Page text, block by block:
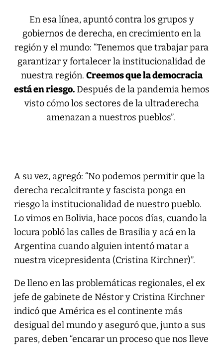
En esa línea, apuntó contra los grupos y
gobiernos de derecha, en crecimiento en la
región y el mundo: “Tenemos que trabajar para
garantizar y fortalecer la institucionalidad de
nuestra región. Creemos que la democracia
está en riesgo.Después de la pandemia hemos
visto cómo los sectores de la ultraderecha
amenazan a nuestros pueblos”.
A su vez, agregó: “No podemos permitir que la
derecha recalcitrante y fascista ponga en
riesgo la institucionalidad de nuestro pueblo.
Lo vimos en Bolivia, hace pocos días, cuando la
locura pobló las calles de Brasilia y acá en la
Argentina cuando alguien intentó matar a
nuestra vicepresidenta (Cristina Kirchner)”.
De lleno en las problemáticas regionales, el ex
jefe de gabinete de Néstor y Cristina Kirchner
indicó que América es el continente más
desigual del mundo y aseguró que, junto a sus
pares, deben “encarar un proceso que nos lleve